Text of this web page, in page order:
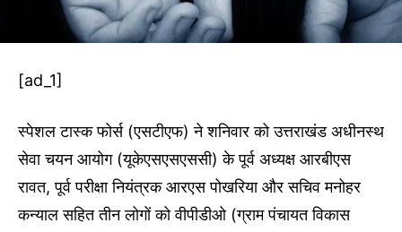
[ad_1]
स्पेशल टास्क फोर्स (एसटीएफ) ने शनिवार को उत्तराखंड अधीनस्थ
सेवा चयन आयोग (यूकेएसएसएससी) के पूर्व अध्यक्ष आरबीएस
रावत, पूर्व परीक्षा नियंत्रक आरएस पोखरिया और सचिव मनोहर
कन्याल सहित तीन लोगों को वीपीडीओ (ग्राम पंचायत विकास